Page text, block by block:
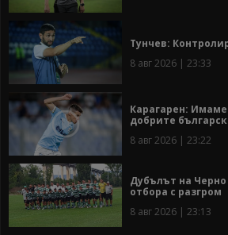
Тунчев:
8 авг 2026 | 23:33
Карагарен:
добрите
8 авг 2026 | 23:22
Дубълът на
отбора с разгром
8 авг 2026 | 23:13